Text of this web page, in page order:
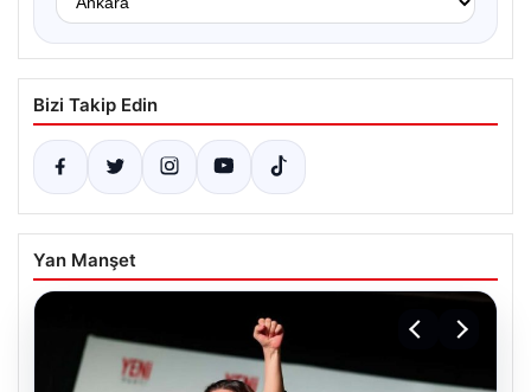
Bizi Takip Edin
Yan Manşet